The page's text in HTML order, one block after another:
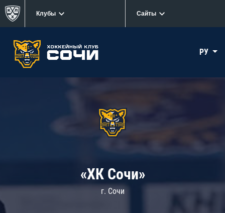
Клубы Сайты
РУ
«ХК Сочи»
г. Сочи